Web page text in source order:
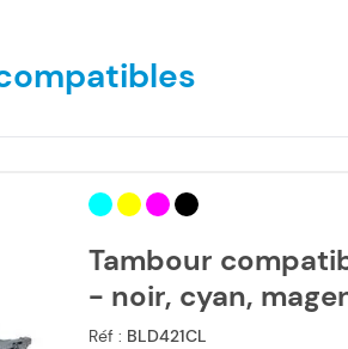
Tambour
- noir, cyan,
Réf : BLD421CL